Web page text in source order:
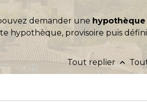
demander une
hypothèque, provisoire puis
Tout replier keyboard_arrow_up